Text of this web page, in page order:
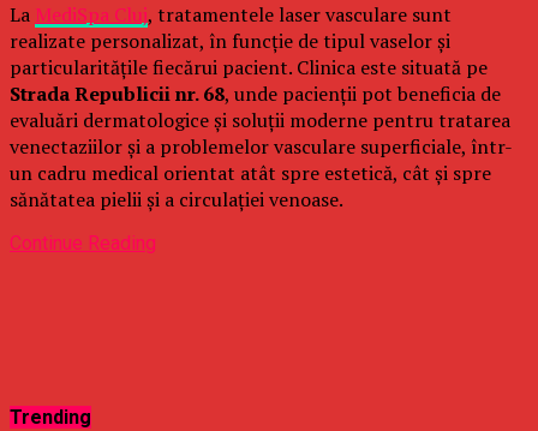
La MediSpa Cluj, tratamentele laser vasculare sunt
realizate personalizat, în funcție de tipul vaselor și
particularitățile fiecărui pacient. Clinica este situată pe
Strada Republicii nr. 68, unde pacienții pot beneficia de
evaluări dermatologice și soluții moderne pentru tratarea
venectaziilor și a problemelor vasculare superficiale, într-
un cadru medical orientat atât spre estetică, cât și spre
sănătatea pielii și a circulației venoase.
Continue Reading
Trending